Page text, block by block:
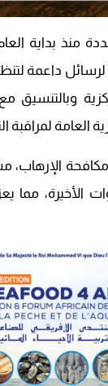
منذ بداية
لرسائل داعمة
وبالتنسيق مع
العامة لمراقبة
الإرهاب،
مما